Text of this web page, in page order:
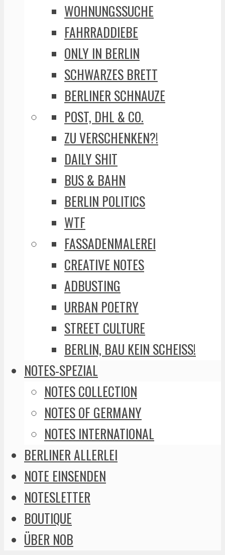
WOHNUNGSSUCHE
FAHRRADDIEBE
ONLY IN BERLIN
SCHWARZES BRETT
BERLINER SCHNAUZE
POST, DHL & CO.
ZU VERSCHENKEN?!
DAILY SHIT
BUS & BAHN
BERLIN POLITICS
WTF
FASSADENMALEREI
CREATIVE NOTES
ADBUSTING
URBAN POETRY
STREET CULTURE
BERLIN, BAU KEIN SCHEISS!
NOTES-SPEZIAL
NOTES COLLECTION
NOTES OF GERMANY
NOTES INTERNATIONAL
BERLINER ALLERLEI
NOTE EINSENDEN
NOTESLETTER
BOUTIQUE
ÜBER NOB